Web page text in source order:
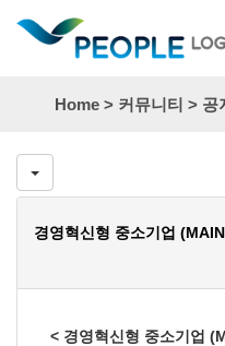
Home > 커뮤니티 > 공
경영혁신형 중소기업
< 경영혁신형 중소기업